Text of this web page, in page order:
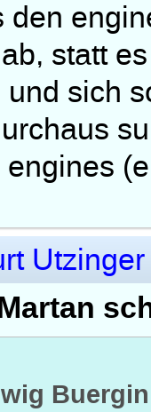
den
statt
und sich
Utzinger